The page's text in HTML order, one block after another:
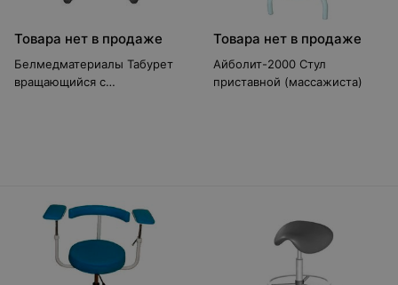
Товара нет в продаже
Белмедматериалы Табурет
вращающийся с
Товара нет в продаже
Айболит-2000 Стул
приставной (массажиста)